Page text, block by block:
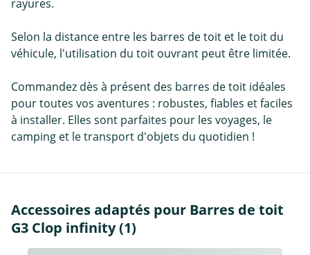
rayures.
Selon la distance entre les barres de toit et le toit du
véhicule, l'utilisation du toit ouvrant peut être limitée.
Commandez dès à présent des barres de toit idéales
pour toutes vos aventures : robustes, fiables et faciles
à installer. Elles sont parfaites pour les voyages, le
camping et le transport d'objets du quotidien !
Accessoires adaptés pour Barres de toit
G3 Clop infinity (1)